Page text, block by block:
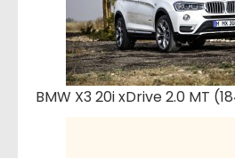
BMW X3 20i xDrive 2.0 MT